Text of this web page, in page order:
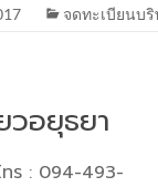
จดทะเบียนบ
วอยุธยา
ทร : 094-493-